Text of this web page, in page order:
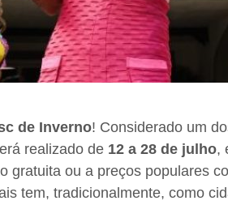
de Inverno! Considerado um
realizado de 12 a 28 de julho,
gratuita ou a preços populares
tem, tradicionalmente, como